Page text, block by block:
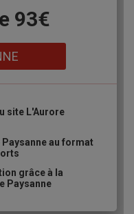
93€
site L'Aurore
au format
grâce à la
Paysanne